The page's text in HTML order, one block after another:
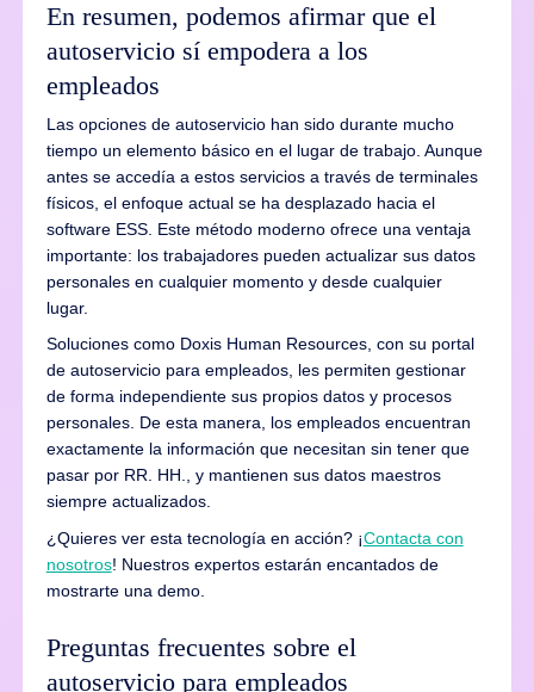
En resumen, podemos afirmar que el
autoservicio sí empodera a los
empleados
Las opciones de autoservicio han sido durante mucho
tiempo un elemento básico en el lugar de trabajo. Aunque
antes se accedía a estos servicios a través de terminales
físicos, el enfoque actual se ha desplazado hacia el
software ESS. Este método moderno ofrece una ventaja
importante: los trabajadores pueden actualizar sus datos
personales en cualquier momento y desde cualquier
lugar.
Soluciones como Doxis Human Resources, con su portal
de autoservicio para empleados, les permiten gestionar
de forma independiente sus propios datos y procesos
personales. De esta manera, los empleados encuentran
exactamente la información que necesitan sin tener que
pasar por RR. HH., y mantienen sus datos maestros
siempre actualizados.
¿Quieres ver esta tecnología en acción? ¡Contacta con
nosotros! Nuestros expertos estarán encantados de
mostrarte una demo.
Preguntas frecuentes sobre el
autoservicio para empleados